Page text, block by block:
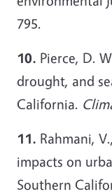
795.
10. Pierce, D.
drought, and
California.
11. Rahmani,
impacts on
Southern